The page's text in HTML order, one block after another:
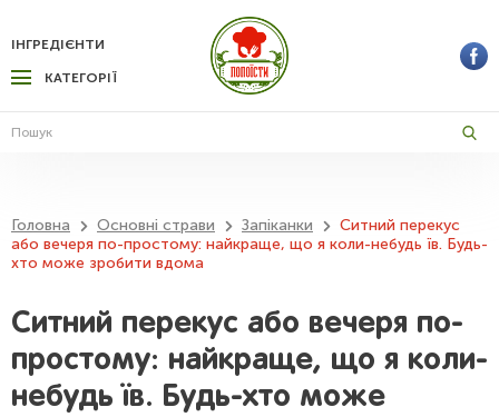
КАТЕГОРІЇ
ІНГРЕДІЄНТИ
Головна Основні страви Запіканки
Ситний перекус
або вечеря по-простому: найкраще, що я коли-небудь їв. Будь-
хто може зробити вдома
Ситний перекус або вечеря по-
простому: найкраще, що я коли-
небудь їв. Будь-хто може